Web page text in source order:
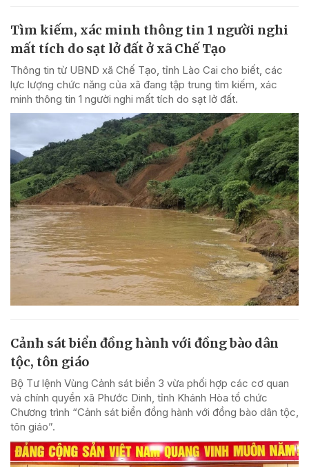
Tìm kiếm, xác minh thông tin 1 người nghi
mất tích do sạt lở đất ở xã Chế Tạo
Thông tin từ UBND xã Chế Tạo, tỉnh Lào Cai cho biết, các
lực lượng chức năng của xã đang tập trung tìm kiếm, xác
minh thông tin 1 người nghi mất tích do sạt lở đất.
Cảnh sát biển đồng hành với đồng bào dân
tộc, tôn giáo
Bộ Tư lệnh Vùng Cảnh sát biển 3 vừa phối hợp các cơ quan
và chính quyền xã Phước Dinh, tỉnh Khánh Hòa tổ chức
Chương trình “Cảnh sát biển đồng hành với đồng bào dân tộc,
tôn giáo”.